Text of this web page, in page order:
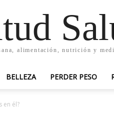
alimentación, nutrición y
BELLEZA PERDER PESO
en él?